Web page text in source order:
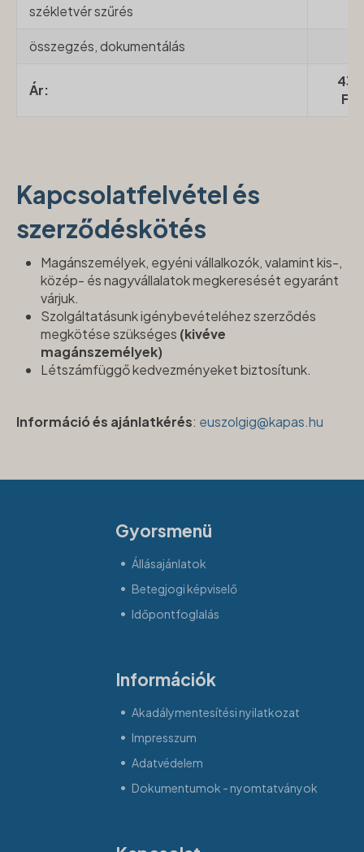
székletvér szűrés
összegzés, dokumentálás
Ár:
Kapcsolatfelvétel és
szerződéskötés
Magánszemélyek, egyéni vállalkozók, valamint kis-,
közép- és nagyvállalatok megkeresését egyaránt
várjuk.
Szolgáltatásunk igénybevételéhez szerződés
megkötése szükséges (kivéve
magánszemélyek)
Létszámfüggő kedvezményeket biztosítunk.
Információ és ajánlatkérés: euszolgig@kapas.hu
Gyorsmenü
Állásajánlatok
Betegjogi képviselő
Időpontfoglalás
Információk
Akadálymentesítési nyilatkozat
Impresszum
Adatvédelem
Dokumentumok - nyomtatványok